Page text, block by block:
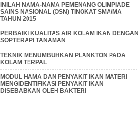
INILAH NAMA-NAMA PEMENANG OLIMPIADE
SAINS NASIONAL (OSN) TINGKAT SMA/MA
TAHUN 2015
PERBAIKI KUALITAS AIR KOLAM IKAN DENGAN
SOPTERAPI TANAMAN
TEKNIK MENUMBUHKAN PLANKTON PADA
KOLAM TERPAL
MODUL HAMA DAN PENYAKIT IKAN MATERI
MENGIDENTIFIKASI PENYAKIT IKAN
DISEBABKAN OLEH BAKTERI